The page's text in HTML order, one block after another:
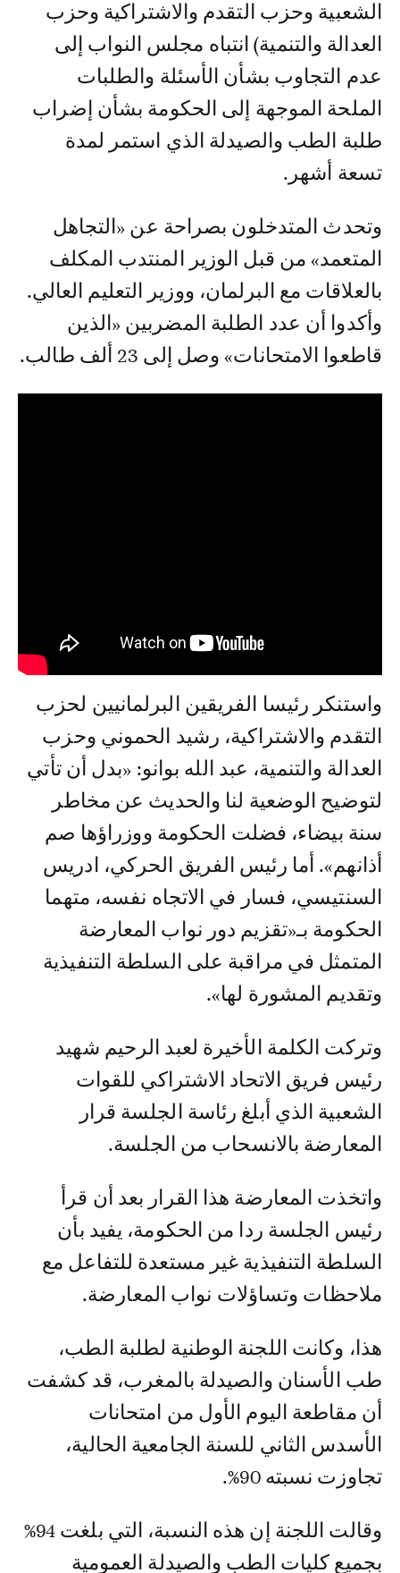
الشعبية وحزب التقدم والاشتراكية وحزب
العدالة والتنمية) انتباه مجلس النواب إلى
عدم التجاوب بشأن الأسئلة والطلبات
الملحة الموجهة إلى الحكومة بشأن إضراب
طلبة الطب والصيدلة الذي استمر لمدة
تسعة أشهر.
وتحدث المتدخلون بصراحة عن «التجاهل
المتعمد» من قبل الوزير المنتدب المكلف
بالعلاقات مع البرلمان، ووزير التعليم العالي.
وأكدوا أن عدد الطلبة المضربين «الذين
قاطعوا الامتحانات» وصل إلى 23 ألف طالب.
واستنكر رئيسا الفريقين البرلمانيين لحزب
التقدم والاشتراكية، رشيد الحموني وحزب
العدالة والتنمية، عبد الله بوانو: «بدل أن تأتي
لتوضيح الوضعية لنا والحديث عن مخاطر
سنة بيضاء، فضلت الحكومة ووزراؤها صم
أذانهم». أما رئيس الفريق الحركي، ادريس
السنتيسي، فسار في الاتجاه نفسه، متهما
الحكومة بـ«تقزيم دور نواب المعارضة
المتمثل في مراقبة على السلطة التنفيذية
وتقديم المشورة لها».
وتركت الكلمة الأخيرة لعبد الرحيم شهيد
رئيس فريق الاتحاد الاشتراكي للقوات
الشعبية الذي أبلغ رئاسة الجلسة قرار
المعارضة بالانسحاب من الجلسة.
واتخذت المعارضة هذا القرار بعد أن قرأ
رئيس الجلسة ردا من الحكومة، يفيد بأن
السلطة التنفيذية غير مستعدة للتفاعل مع
ملاحظات وتساؤلات نواب المعارضة.
هذا، وكانت اللجنة الوطنية لطلبة الطب،
طب الأسنان والصيدلة بالمغرب، قد كشفت
أن مقاطعة اليوم الأول من امتحانات
الأسدس الثاني للسنة الجامعية الحالية،
تجاوزت نسبته 90%.
وقالت اللجنة إن هذه النسبة، التي بلغت 94%
بجميع كليات الطب والصيدلة العمومية